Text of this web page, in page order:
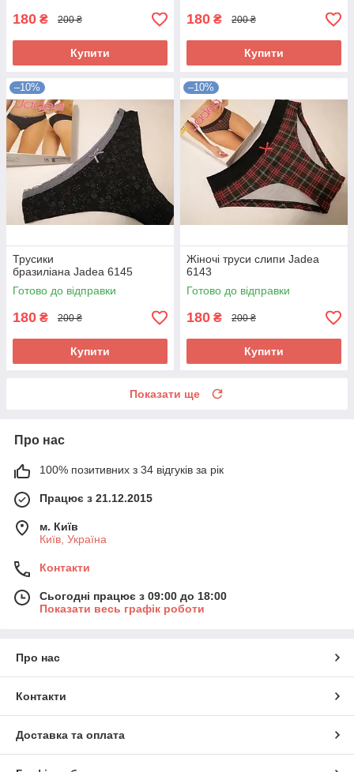
180 ₴ 200 ₴
Купити
180 ₴ 200 ₴
Купити
–10%
Трусики
бразиліана Jadea 6145
Готово до відправки
180 ₴ 200 ₴
Купити
–10%
Жіночі труси слипи Jadea
6143
Готово до відправки
180 ₴ 200 ₴
Купити
Показати ще
Про нас
100% позитивних з 34 відгуків за рік
Працює з 21.12.2015
м. Київ
Київ, Україна
Контакти
Сьогодні працює з 09:00 до 18:00
Показати весь графік роботи
Про нас
Контакти
Доставка та оплата